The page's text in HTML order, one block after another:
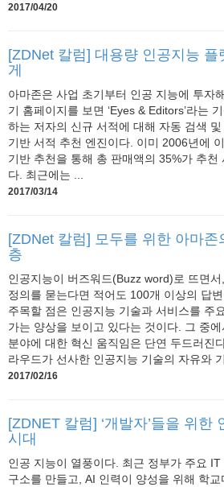
2017/04/20
[ZDNet 칼럼] 대용량 인공지능 플
게
아마존은 사업 초기부터 인공 지능에 투자
기 홈페이지를 보면 ‘Eyes & Editors’라는
하는 저자의 신규 서적에 대해 자동 검색
기반 서적 추천 엔진이다. 이미 2006년에
기반 추천을 통해 총 판매액의 35%가 추천
다. 최근에는 ...
2017/03/14
[ZDNet 칼럼] 모두를 위한 아마존
층
인공지능이 버즈워드(Buzz word)로 뜨면
정의를 묻는다면 적어도 100개 이상의 답
주목할 점은 인공지능 기술과 서비스를 주
가는 양상을 보이고 있다는 것이다. 그 중
분야에 대한 혁신 움직임은 단연 두드러진
라우드가 선사한 인공지능 기술의 자유와
2017/02/16
[ZDNET 칼럼] ‘개발자’들을 위한
시대
인공 지능이 열풍이다. 최근 정부가 주요
구소를 만들고, AI 인력이 양성을 위해 학